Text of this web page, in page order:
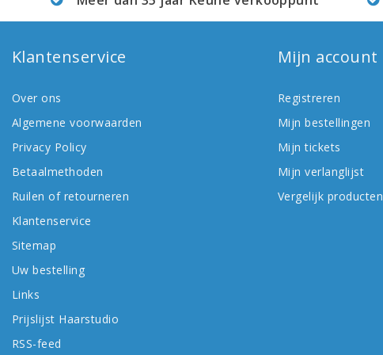
Klantenservice
Over ons
Algemene voorwaarden
Privacy Policy
Betaalmethoden
Ruilen of retourneren
Klantenservice
Sitemap
Uw bestelling
Links
Prijslijst Haarstudio
RSS-feed
Mijn account
Registreren
Mijn bestellingen
Mijn tickets
Mijn verlanglijst
Vergelijk producten